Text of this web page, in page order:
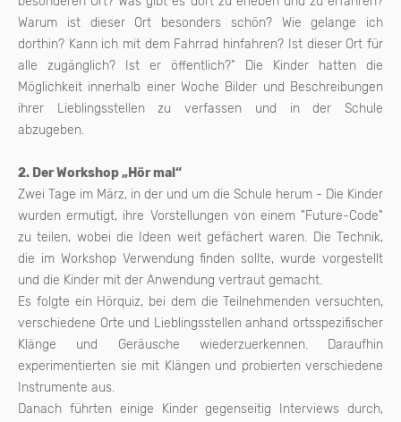
Warum ist dieser Ort besonders schön? Wie gelange ich
dorthin? Kann ich mit dem Fahrrad hinfahren? Ist dieser Ort für
alle zugänglich? Ist er öffentlich?" Die Kinder hatten die
Möglichkeit innerhalb einer Woche Bilder und Beschreibungen
ihrer Lieblingsstellen zu verfassen und in der Schule
abzugeben.
2. Der Workshop „Hör mal“
Zwei Tage im März, in der und um die Schule herum - Die Kinder
wurden ermutigt, ihre Vorstellungen von einem "Future-Code"
zu teilen, wobei die Ideen weit gefächert waren. Die Technik,
die im Workshop Verwendung finden sollte, wurde vorgestellt
und die Kinder mit der Anwendung vertraut gemacht.
Es folgte ein Hörquiz, bei dem die Teilnehmenden versuchten,
verschiedene Orte und Lieblingsstellen anhand ortsspezifischer
Klänge und Geräusche wiederzuerkennen. Daraufhin
experimentierten sie mit Klängen und probierten verschiedene
Instrumente aus.
Danach führten einige Kinder gegenseitig Interviews durch,